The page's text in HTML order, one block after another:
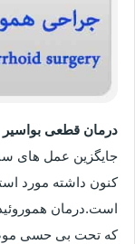
درمان قطعی بواسیر
جایگزین عمل های
کنون داشته مورد
است.درمان
که تحت بی حسی